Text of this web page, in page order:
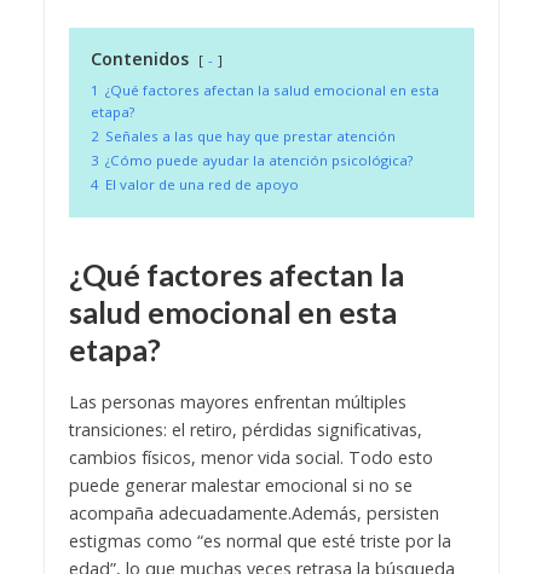
Contenidos
-
1 ¿Qué factores afectan la salud emocional en esta
etapa?
2 Señales a las que hay que prestar atención
3 ¿Cómo puede ayudar la atención psicológica?
4 El valor de una red de apoyo
¿Qué factores afectan la
salud emocional en esta
etapa?
Las personas mayores enfrentan múltiples
transiciones: el retiro, pérdidas significativas,
cambios físicos, menor vida social. Todo esto
puede generar malestar emocional si no se
acompaña adecuadamente.Además, persisten
estigmas como “es normal que esté triste por la
edad”, lo que muchas veces retrasa la búsqueda